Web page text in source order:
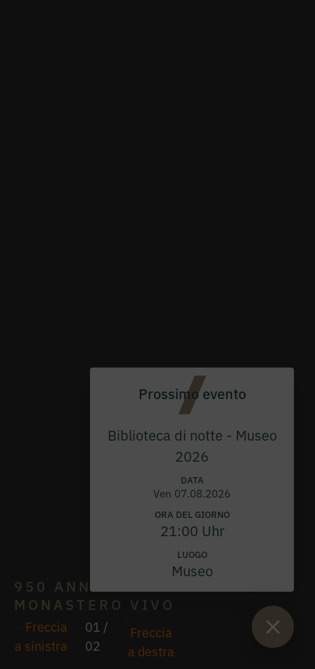
950 ANNI DI
MONASTERO VIVO
01 /
02
Prossimo evento
Biblioteca di notte - Museo
2026
DATA
Ven 07.08.2026
ORA DEL GIORNO
21:00 Uhr
LUOGO
Museo